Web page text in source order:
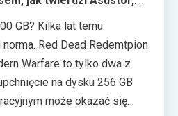
i streamerom
niż może się
GB? Kilka lat temu
Red Dead Redemtpion
Warfare to tylko dwa z
na dysku 256 GB
może okazać się